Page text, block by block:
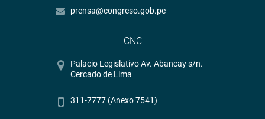
prensa@congreso.gob.pe
CNC
Palacio Legislativo Av. Abancay s/n.
Cercado de Lima
311-7777 (Anexo 7541)